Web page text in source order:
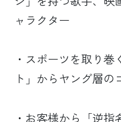
ャラクター
・スポーツを取り
ト」からヤング層の
・お客様から「逆